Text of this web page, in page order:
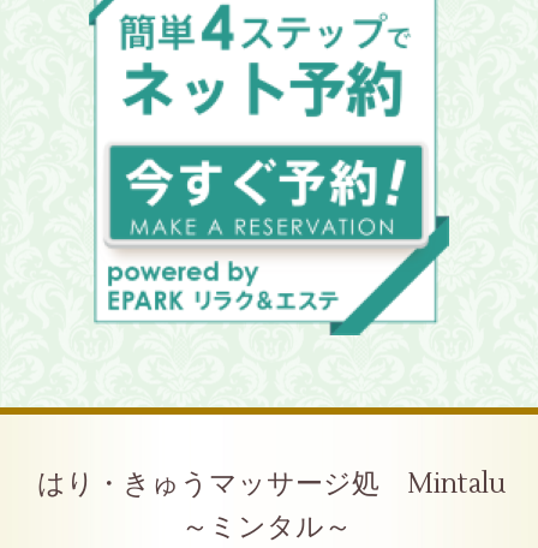
はり・きゅうマッサージ処 Mintalu
～ミンタル～